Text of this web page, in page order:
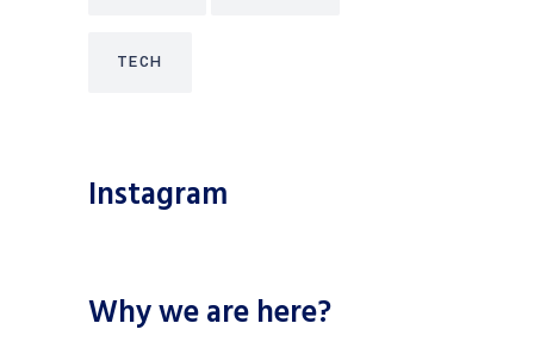
TECH
Instagram
Why we are here?